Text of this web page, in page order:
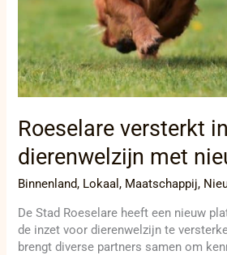
Roeselare versterkt
dierenwelzijn met
Binnenland, Lokaal, Maatschappij,
De Stad Roeselare heeft een nieuw
de inzet voor dierenwelzijn te
brengt diverse partners samen om